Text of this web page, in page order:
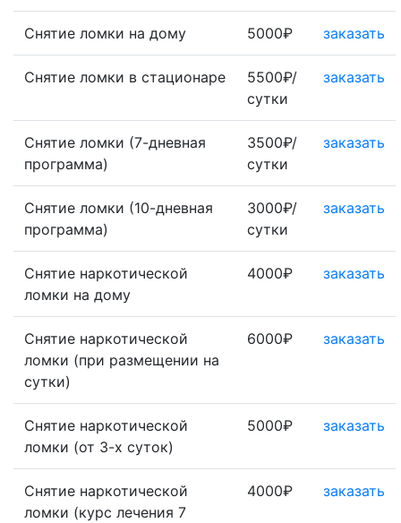
Снятие ломки на дому 5000₽ заказать
Снятие ломки в стационаре
5500₽/
сутки
заказать
Снятие ломки (7-дневная
программа)
3500₽/
сутки
заказать
Снятие ломки (10-дневная
программа)
3000₽/
сутки
заказать
Снятие наркотической
ломки на дому
4000₽ заказать
Снятие наркотической
ломки (при размещении на
сутки)
6000₽ заказать
Снятие наркотической
ломки (от 3-х суток)
5000₽ заказать
Снятие наркотической
ломки (курс лечения 7
4000₽ заказать